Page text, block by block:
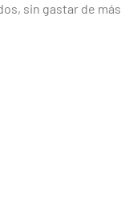
sin gastar de más.